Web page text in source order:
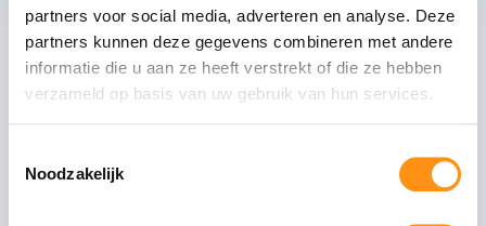
partners voor social media, adverteren en analyse. Deze
partners kunnen deze gegevens combineren met andere
informatie die u aan ze heeft verstrekt of die ze hebben
verzameld op basis van uw gebruik van hun services.
Noodzakelijk
Profielmateriaal
Aluminium 6063-T6
Afwerking
Zwart RAL 9005
Wieltype
RVS 304, verstelbaar